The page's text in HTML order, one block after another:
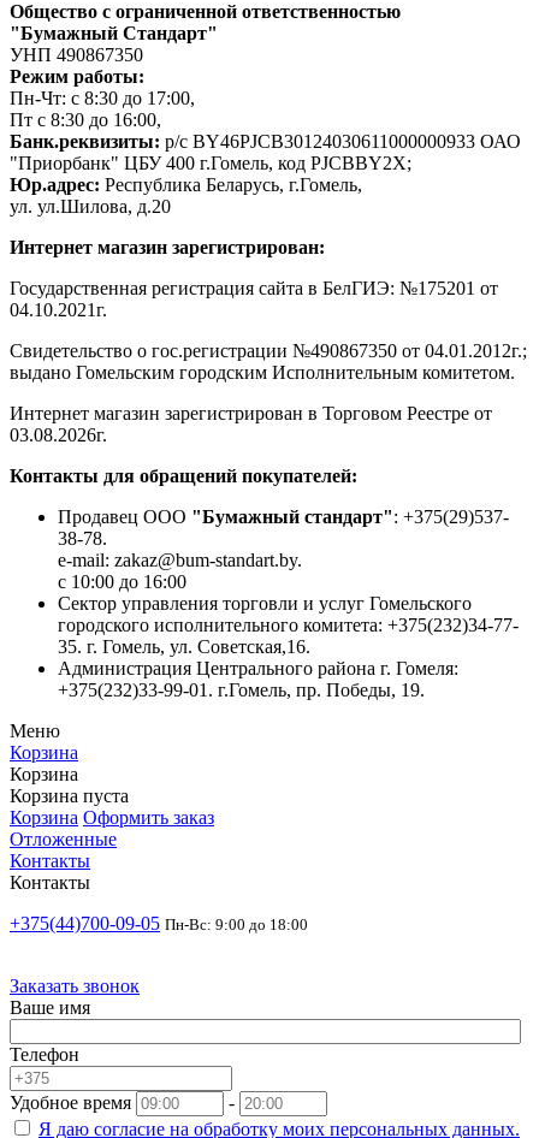
Общество с ограниченной ответственностью
"Бумажный Стандарт"
УНП 490867350
Режим работы:
Пн-Чт: с 8:30 до 17:00,
Пт с 8:30 до 16:00,
Банк.реквизиты: р/с BY46PJCB30124030611000000933 ОАО
"Приорбанк" ЦБУ 400 г.Гомель, код PJCBBY2X;
Юр.адрес: Республика Беларусь, г.Гомель,
ул. ул.Шилова, д.20
Интернет магазин зарегистрирован:
Государственная регистрация сайта в БелГИЭ: №175201 от
04.10.2021г.
Свидетельство о гос.регистрации №490867350 от 04.01.2012г.;
выдано Гомельским городским Исполнительным комитетом.
Интернет магазин зарегистрирован в Торговом Реестре от
03.08.2026г.
Контакты для обращений покупателей:
Продавец ООО "Бумажный стандарт": +375(29)537-
38-78.
e-mail: zakaz@bum-standart.by.
с 10:00 до 16:00
Сектор управления торговли и услуг Гомельского
городского исполнительного комитета: +375(232)34-77-
35. г. Гомель, ул. Советская,16.
Администрация Центрального района г. Гомеля:
+375(232)33-99-01. г.Гомель, пр. Победы, 19.
Меню
Корзина
Корзина
Корзина пуста
Корзина Оформить заказ
Отложенные
Контакты
Контакты
+375(44)700-09-05 Пн-Вс: 9:00 до 18:00
Заказать звонок
Ваше имя
Телефон
Удобное время
-
Я даю согласие на обработку моих персональных данных.